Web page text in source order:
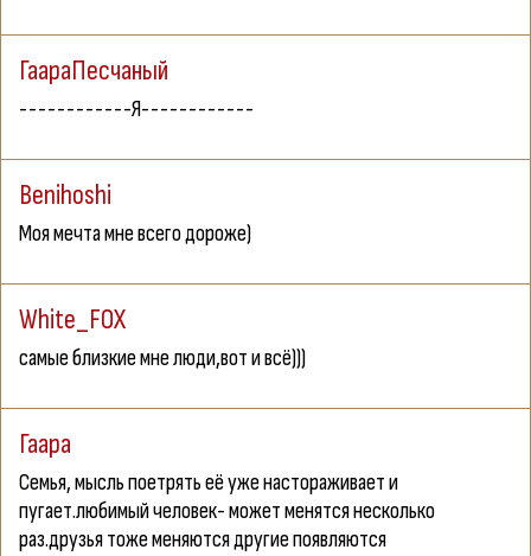
ГаараПесчаный
------------Я------------
Benihoshi
Моя мечта мне всего дороже)
White_FOX
самые близкие мне люди,вот и всё)))
Гаара
Семья, мысль поетрять её уже настораживает и
пугает.любимый человек- может менятся несколько
раз.друзья тоже меняются другие появляются